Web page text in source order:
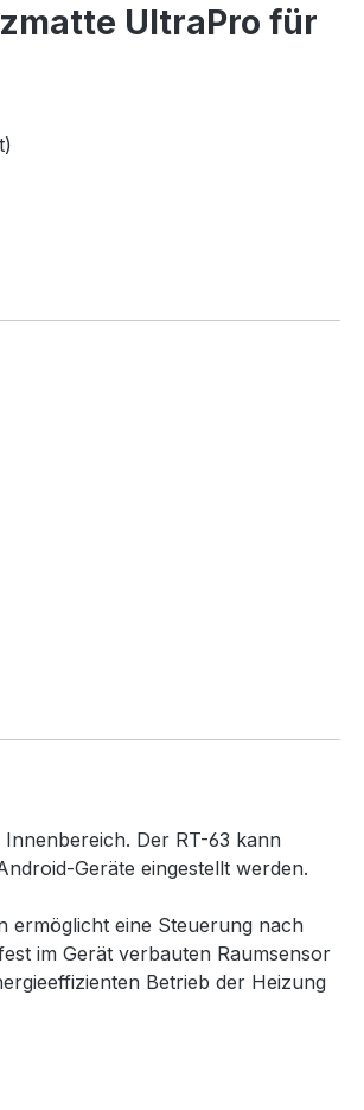
UltraPro für
Der RT-63 kann
Geräte eingestellt werden.
ermöglicht eine Steuerung nach
im Gerät verbauten Raumsensor
Betrieb der Heizung